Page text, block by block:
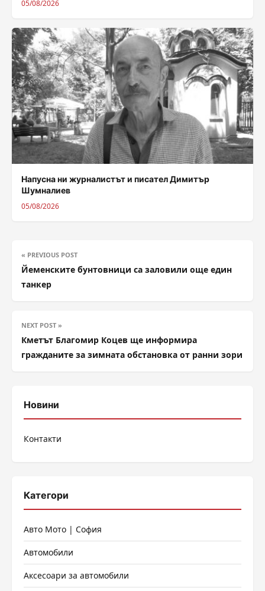
05/08/2026
Напусна ни журналистът и писател Димитър
Шумналиев
05/08/2026
« PREVIOUS POST
Йеменските бунтовници са заловили още един
танкер
NEXT POST »
Кметът Благомир Коцев ще информира
гражданите за зимната обстановка от ранни зори
Новини
Контакти
Категори
Авто Мото | София
Автомобили
Аксесоари за автомобили